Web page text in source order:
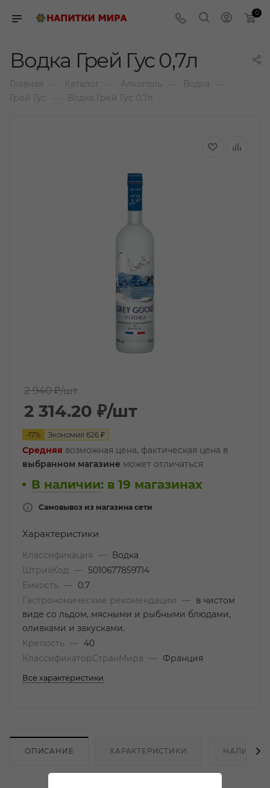
0
Водка Грей Гус 0,7л
Главная Каталог Алкоголь Водка
Грей Гус Водка Грей Гус 0,7л
2 940 ₽/шт
2 314.20 ₽/шт
-17% Экономия 626 ₽
Средняя возможная цена, фактическая цена в
выбранном магазине может отличаться
В наличии: в 19 магазинах
Самовывоз из магазина сети
Характеристики
Классификация —
Водка
ШтрихКод
— 5010677859714
Емкость
—
0.7
Гастрономические рекомендации
—
в чистом
виде со льдом, мясными и рыбными блюдами,
оливками и закусками.
Крепость
— 40
КлассификаторСтранМира
— Франция
Все характеристики
ОПИСАНИЕ ХАРАКТЕРИСТИКИ НАЛИЧИЕ